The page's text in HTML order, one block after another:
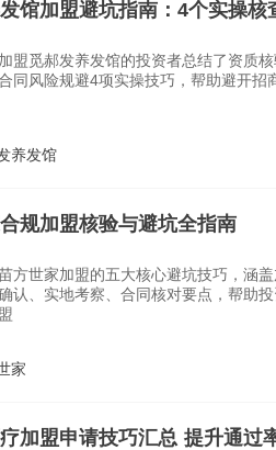
馆加盟避坑指南：4个实操核
盟觅郝发养发馆的投资者总结了资质
同风险规避4项实操技巧，帮助避开招
养发馆
规加盟核验与避坑全指南
方世家加盟的五大核心避坑技巧，涵
认、实地考察、合同核对要点，帮助
家
加盟申请技巧汇总 提升通过